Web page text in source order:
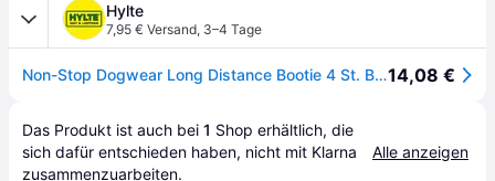
Hylte
7,95 € Versand, 3–4 Tage
Non-Stop Dogwear Long Distance Bootie 4 St. Blue - XL14,08 €
Das Produkt ist auch bei 1 Shop erhältlich, die
sich dafür entschieden haben, nicht mit Klarna
zusammenzuarbeiten.
Alle anzeigen